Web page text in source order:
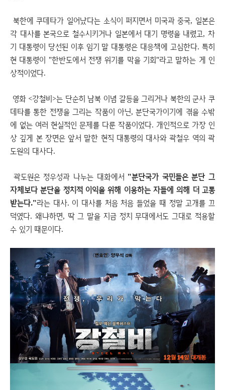
북한에 쿠데타가 일어났다는 소식이 퍼지면서 미국과 중국, 일본은
각 대사를 본국으로 철수시키거나 일본에서 대기 명령을 내렸고, 차
기 대통령이 당선된 이후 임기 말 대통령은 대응책에 고심한다. 특히
현 대통령이 "한반도에서 전쟁 위기를 막을 기회"라고 말하는 게 인
상적이었다.
영화 <강철비>는 단순히 남북 이념 갈등을 그리거나 북한의 군사 쿠
데타를 통한 전쟁을 그리는 작품이 아닌, 분단국가이기에 겪을 수밖
에 없는 여러 현실적인 문제를 다룬 작품이었다. 개인적으로 가장 인
상 깊게 본 장면은 앞서 말한 현직 대통령의 대사와 곽철우 역의 곽
도원의 대사다.
곽도원은 정우성과 나누는 대화에서 "분단국가 국민들은 분단 그
자체보다 분단을 정치적 이익을 위해 이용하는 자들에 의해 더 고통
받는다."라는 대사. 이 대사를 처음 처음 들었을 때 정말 고개를 끄
덕였다. 왜냐하면, 딱 그 말을 지금 정치 무대에서도 그대로 적용할
수 있기 때문이다.